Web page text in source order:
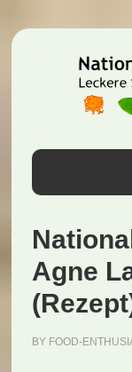
Hauptnavigation
Inhalt
Seitenspalte
Agne
BY FOOD-